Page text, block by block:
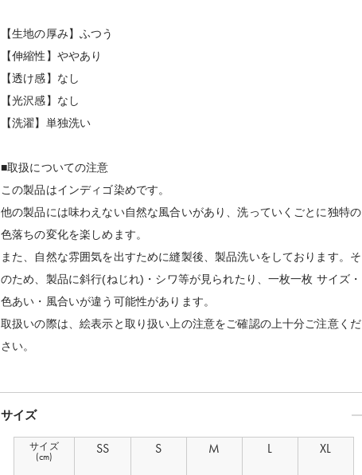
【生地の厚み】ふつう
【伸縮性】ややあり
【透け感】なし
【光沢感】なし
【洗濯】単独洗い
■取扱についての注意
この製品はインディゴ染めです。
他の製品には味わえない自然な風合いがあり、洗っていくごとに独特の
色落ちの変化を楽しめます。
また、自然な雰囲気を出すために縫製後、製品洗いをしております。そ
のため、製品に斜行(ねじれ)・シワ等が見られたり、一枚一枚 サイズ・
色あい・風合いが違う可能性があります。
取扱いの際は、絵表示と取り扱い上の注意をご確認の上十分ご注意くだ
さい。
サイズ
サイズ
(cm)
SS S M L XL